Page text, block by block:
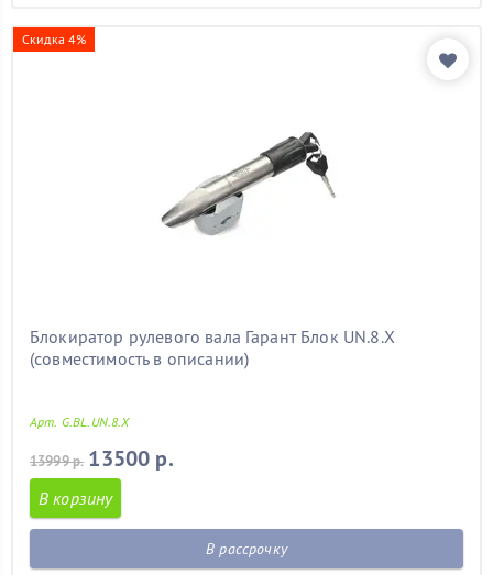
Скидка 4%
Блокиратор рулевого вала Гарант Блок UN.8.X
(совместимость в описании)
Арт. G.BL.UN.8.X
13999 р. 13500 р.
В корзину
В рассрочку